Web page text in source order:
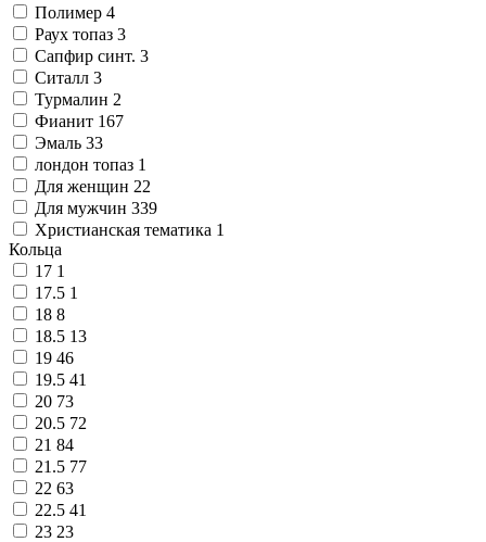
Полимер 4
Раух топаз 3
Сапфир синт. 3
Ситалл 3
Турмалин 2
Фианит 167
Эмаль 33
лондон топаз 1
Для женщин 22
Для мужчин 339
Христианская тематика 1
Кольца
17 1
17.5 1
18 8
18.5 13
19 46
19.5 41
20 73
20.5 72
21 84
21.5 77
22 63
22.5 41
23 23